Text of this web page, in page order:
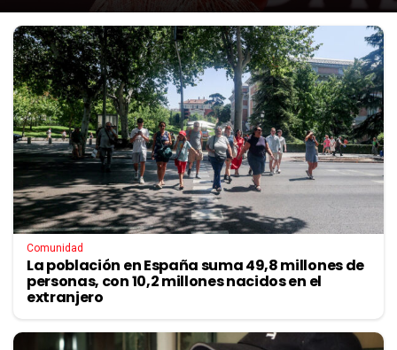
Comunidad
La población en España suma 49,8 millones de
personas, con 10,2 millones nacidos en el
extranjero